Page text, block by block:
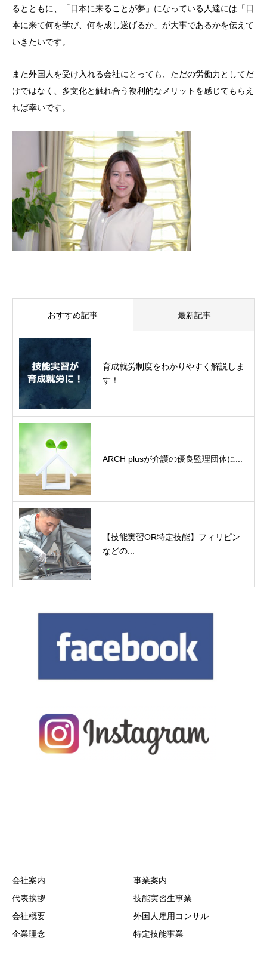
るとともに、「日本に来ることが夢」になっている人達には「日
本に来て何を学び、何を成し遂げるか」が大事であるかを伝えて
いきたいです。
また外国人を受け入れる会社にとっても、ただの労働力としてだ
けではなく、多文化と触れ合う複利的なメリットを感じてもらえ
れば幸いです。
おすすめ記事 最新記事
育成就労制度をわかりやすく解説しま
す！
ARCH plusが介護の優良監理団体に...
【技能実習OR特定技能】フィリピン
などの...
会社案内
代表挨拶
会社概要
企業理念
事業案内
技能実習生事業
外国人雇用コンサル
特定技能事業